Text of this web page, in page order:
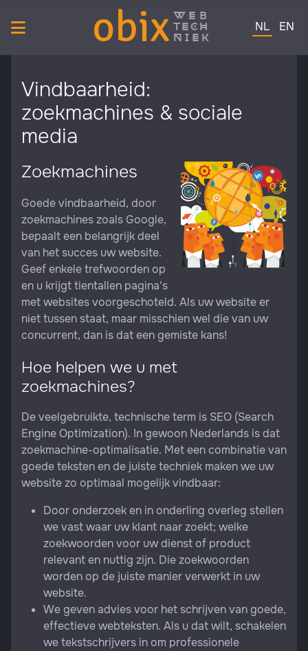
obix web
tech
niek
Selecteer
NL EN
Vindbaarheid:
zoekmachines & sociale
media
Zoekmachines
Goede vindbaarheid, door
zoekmachines zoals Google,
bepaalt een belangrijk deel
van het succes uw website.
Geef enkele trefwoorden op
en u krijgt tientallen pagina's
met websites voorgeschoteld. Als uw website er
niet tussen staat, maar misschien wel die van uw
concurrent, dan is dat een gemiste kans!
Hoe helpen we u met
zoekmachines?
De veelgebruikte, technische term is SEO (Search
Engine Optimization). In gewoon Nederlands is dat
zoekmachine-optimalisatie. Met een combinatie van
goede teksten en de juiste techniek maken we uw
website zo optimaal mogelijk vindbaar:
Door onderzoek en in onderling overleg stellen
we vast waar uw klant naar zoekt; welke
zoekwoorden voor uw dienst of product
relevant en nuttig zijn. Die zoekwoorden
worden op de juiste manier verwerkt in uw
website.
We geven advies voor het schrijven van goede,
effectieve webteksten. Als u dat wilt, schakelen
we tekstschrijvers in om professionele